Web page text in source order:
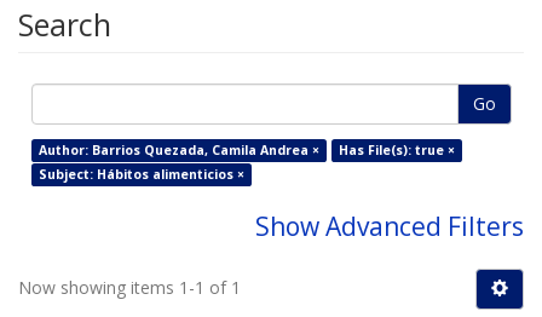
Search
Go
Author: Barrios Quezada, Camila Andrea ×
Has File(s): true ×
Subject: Hábitos alimenticios ×
Show Advanced Filters
Now showing items 1-1 of 1